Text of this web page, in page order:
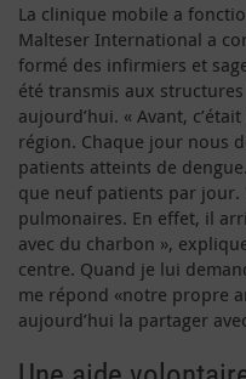
La clinique mobile a
Malteser International a
formé des infirmiers et
été transmis aux
aujourd’hui. « Avant,
région. Chaque jour nous
patients atteints de
que neuf patients par
pulmonaires. En effet, il
avec du charbon »,
centre. Quand je lui
me répond «notre propre
aujourd’hui la partager